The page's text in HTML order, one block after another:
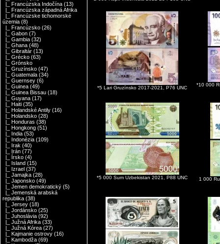
|_ Francúzska Indočína (13)
|_ Francúzska západná Afrika
|_ Francúzske tichomorské
územia (8)
|_ Francúzsko (26)
|_ Gabon (7)
|_ Gambia (32)
|_ Ghana (48)
|_ Gibraltár (13)
|_ Grécko (63)
|_ Grónsko
|_ Gruzínsko (47)
|_ Guatemala (34)
|_ Guernsey (6)
|_ Guinea (49)
|_ Guinea Bissau (18)
|_ Guyana (17)
|_ Haiti (35)
|_ Holandské Antily (16)
|_ Holandsko (28)
|_ Honduras (38)
|_ Hongkong (51)
|_ India (53)
|_ Indonézia (109)
|_ Irak (40)
|_ Irán (77)
|_ Írsko (4)
|_ Island (15)
|_ Izrael (37)
|_ Jamajka (28)
|_ Japonsko (49)
|_ Jemen demokratický (5)
|_ Jemenská arabská
republika (38)
|_ Jersey (18)
|_ Jordánsko (25)
|_ Juhoslávia (92)
|_ Južná Afrika (33)
|_ Južná Kórea (27)
|_ Kajmanie ostrovy (16)
|_ Kambodža (69)
*5 Lari Gruzínsko 2017-2021, P76 UNC
*10 000
*5 000 Sum Uzbekistan 2021, P88 UNC 1 000